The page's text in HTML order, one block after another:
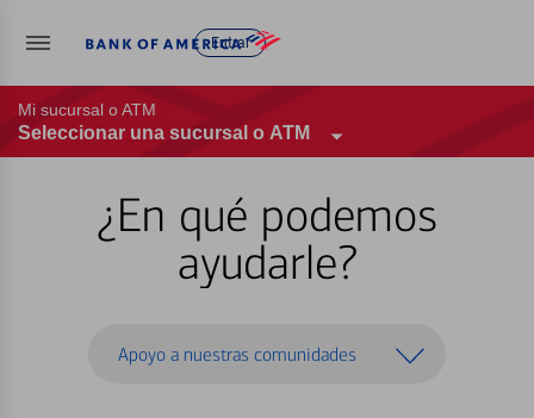
Entrar
Mi sucursal o ATM
Seleccionar una sucursal o ATM
¿En qué podemos
ayudarle?
Apoyo a nuestras comunidades